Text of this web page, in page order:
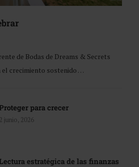
de Bodas de Dreams & Secrets
el crecimiento sostenido …
para crecer
2 junio, 2026
estratégica de las finanzas